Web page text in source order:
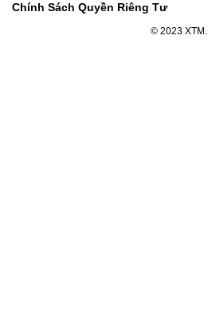
Chính Sách Quyền Riêng Tư
© 2023 XTM.